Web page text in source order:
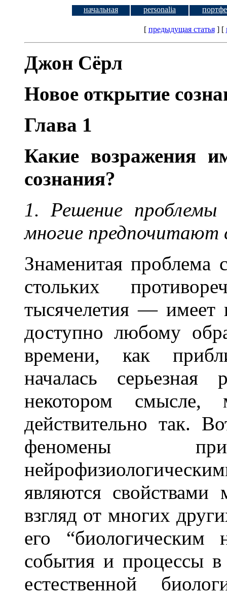
начальная personalia
[ предыдущая статья] [
Джон Сёрл
Новое открытие
Глава 1
Какие возражения
сознания?
1. Решение
многие предпочитают
Знаменитая проблема
стольких
тысячелетия —
доступно любому
времени, как
началась
некотором
действительно так.
феномены
являются свойствами
взгляд от многих
его “биологическим
события и процессы
естественной